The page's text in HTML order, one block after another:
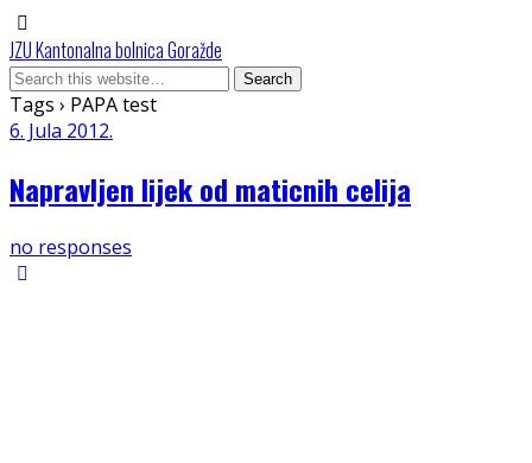
JZU Kantonalna bolnica Goražde
Tags › PAPA test
6. Jula 2012.
Napravljen lijek od maticnih celija
no responses